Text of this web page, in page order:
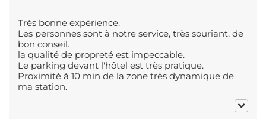
Très bonne expérience.
Les personnes sont à notre service, très souriant, de
bon conseil.
la qualité de propreté est impeccable.
Le parking devant l'hôtel est très pratique.
Proximité à 10 min de la zone très dynamique de
ma station.